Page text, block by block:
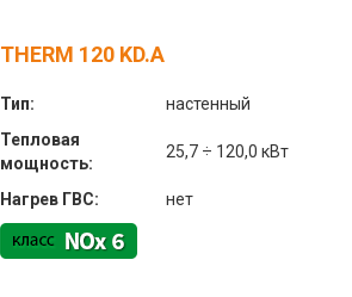
THERM 120 KD.A
Тип:
настенный
Тепловая
мощность:
25,7 ÷ 120,0 кВт
Нагрев ГВС: нет